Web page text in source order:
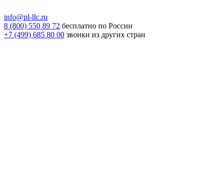
info@pl-llc.ru
8 (800) 550 89 72 бесплатно по России
+7 (499) 685 80 00 звонки из других стран